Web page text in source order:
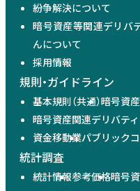
紛争解決について
暗号資産等関連デリバ
んについて
採用情報
規則・ガイドライン
基本規則（共通）暗号資
暗号資産関連デリバテ
資金移動業パブリック
統計調査
統計情報参考価格暗号